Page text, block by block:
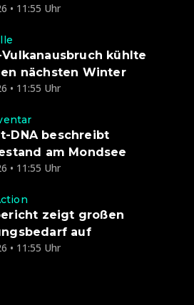
• 11:55 Uhr
kühlte
nächsten Winter
• 11:55 Uhr
DNA beschreibt
am Mondsee
• 11:55 Uhr
zeigt großen
auf
• 11:55 Uhr